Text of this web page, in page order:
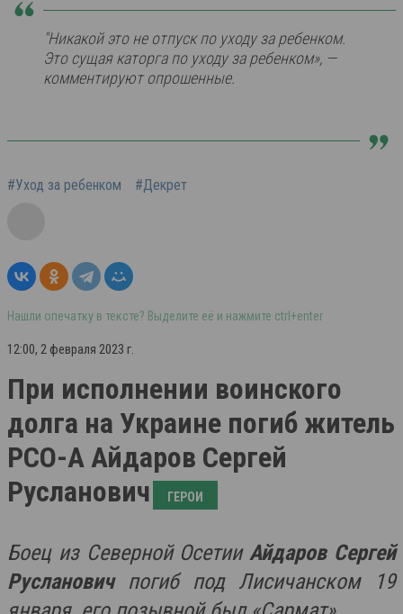
"Никакой это не отпуск по уходу за ребенком.
Это сущая каторга по уходу за ребенком», —
комментируют опрошенные.
#Уход за ребенком #Декрет
Нашли опечатку в тексте? Выделите её и нажмите ctrl+enter
12:00, 2 февраля 2023 г.
При исполнении воинского
долга на Украине погиб житель
РСО-А Айдаров Сергей
Русланович
ГЕРОИ
Боец из Северной ОсетииАйдаров Сергей
Руслановичпогиб под Лисичанском 19